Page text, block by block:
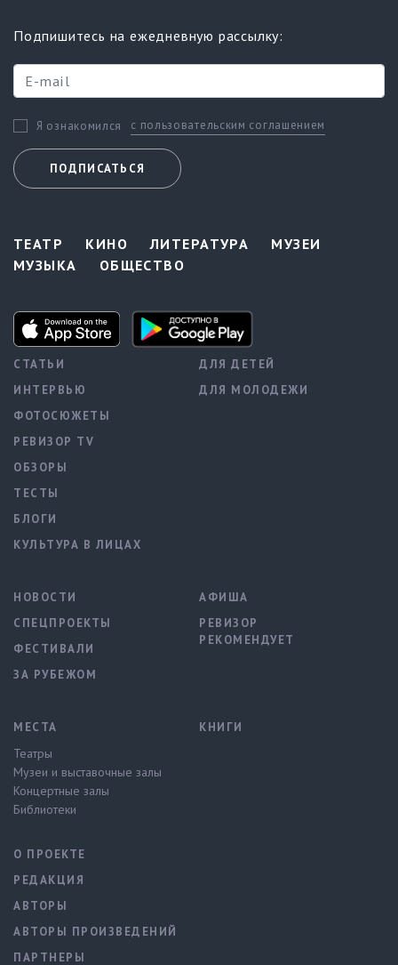
Подпишитесь на ежедневную рассылку:
Я ознакомился с пользовательским соглашением
ПОДПИСАТЬСЯ
ТЕАТР КИНО ЛИТЕРАТУРА
МУЗЕИ
МУЗЫКА
ОБЩЕСТВО
СТАТЬИ
ИНТЕРВЬЮ
ФОТОСЮЖЕТЫ
РЕВИЗОР TV
ОБЗОРЫ
ТЕСТЫ
БЛОГИ
КУЛЬТУРА В ЛИЦАХ
ДЛЯ ДЕТЕЙ
ДЛЯ МОЛОДЕЖИ
НОВОСТИ
СПЕЦПРОЕКТЫ
ФЕСТИВАЛИ
ЗА РУБЕЖОМ
АФИША
РЕВИЗОР
РЕКОМЕНДУЕТ
МЕСТА
Театры
Музеи и выставочные залы
Концертные залы
Библиотеки
КНИГИ
О ПРОЕКТЕ
РЕДАКЦИЯ
АВТОРЫ
АВТОРЫ ПРОИЗВЕДЕНИЙ
ПАРТНЕРЫ